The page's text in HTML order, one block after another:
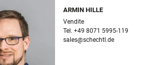
ARMIN HILLE
Vendite
sales@schechtl.de